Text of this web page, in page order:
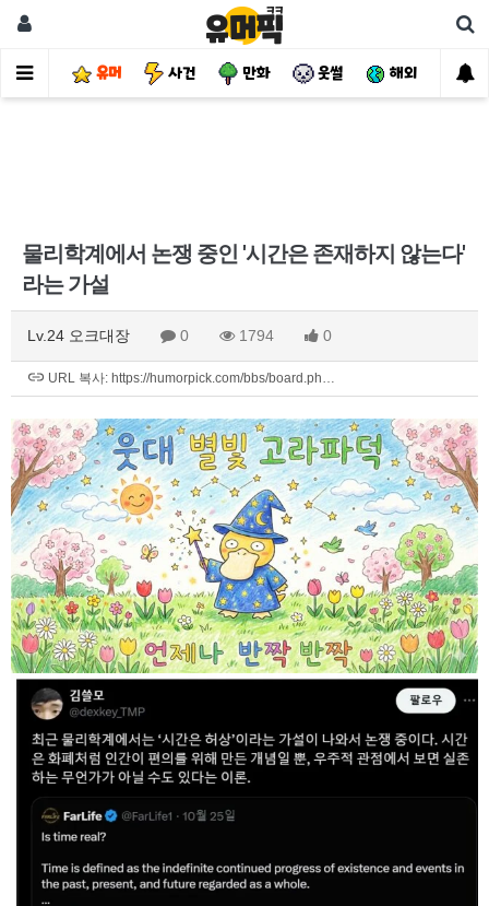
유머 사건 만화 웃썰 해외 핫
물리학계에서 논쟁 중인 '시간은 존재하지 않는다'
라는 가설
Lv.24 오크대장 0 1794 0
URL 복사: https://humorpick.com/bbs/board.ph…